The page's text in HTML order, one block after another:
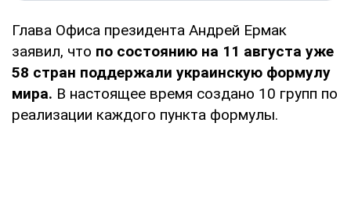
Глава Офиса президента Андрей Ермак
заявил, что по состоянию на 11 августа уже
58 стран поддержали украинскую формулу
мира. В настоящее время создано 10 групп по
реализации каждого пункта формулы.